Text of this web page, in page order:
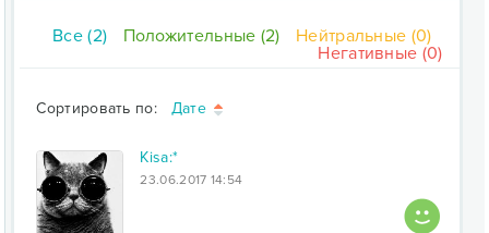
Все (2) Положительные (2)
Нейтральные (0)
Негативные (0)
Сортировать по: Дате
Kisa:*
23.06.2017 14:54